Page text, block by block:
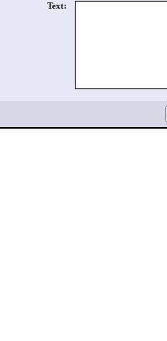
Text: